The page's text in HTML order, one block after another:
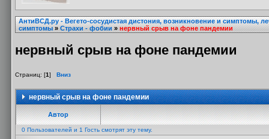
АнтиВСД.ру - Вегето-сосудистая дистония, возникновение и симптомы,
симптомы»Страхи - фобии»нервный срыв на фоне пандемии
нервный срыв на фоне пандемии
Страниц: [1] Вниз
нервный срыв на фоне пандемии
Автор
0 Пользователей и 1 Гость смотрят эту тему.